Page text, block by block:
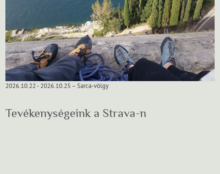
2026.10.22 - 2026.10.25 – Sarca-völgy
Tevékenységeink a Strava-n